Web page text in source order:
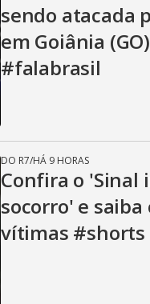
sendo atacada
em Goiânia
#falabrasil
DO R7/HÁ 9 HORAS
Confira o 'Sinal
socorro' e
vítimas